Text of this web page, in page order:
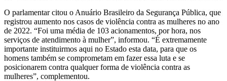
O parlamentar citou o Anuário Brasileiro da Segurança Pública, que
registrou aumento nos casos de violência contra as mulheres no ano
de 2022. “Foi uma média de 103 acionamentos, por hora, nos
serviços de atendimento à mulher”, informou. “É extremamente
importante instituirmos aqui no Estado esta data, para que os
homens também se comprometam em fazer essa luta e se
posicionarem contra qualquer forma de violência contra as
mulheres”, complementou.